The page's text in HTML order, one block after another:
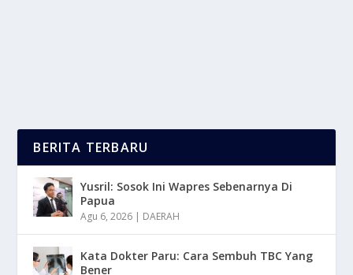
BERITA TERBARU
Yusril: Sosok Ini Wapres Sebenarnya Di
Papua
Agu 6, 2026 | DAERAH
Kata Dokter Paru: Cara Sembuh TBC Yang
Bener